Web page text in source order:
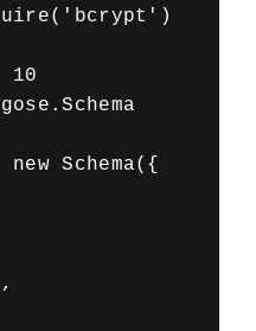
10
new Schema({